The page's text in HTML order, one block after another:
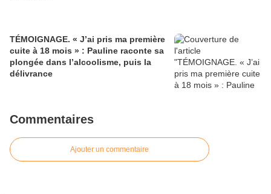
TÉMOIGNAGE. « J’ai pris ma première
cuite à 18 mois » : Pauline raconte sa
plongée dans l’alcoolisme, puis la
délivrance
Commentaires
Ajouter un commentaire